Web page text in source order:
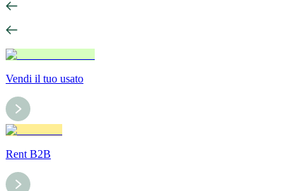
Vendi il tuo usato
Rent B2B